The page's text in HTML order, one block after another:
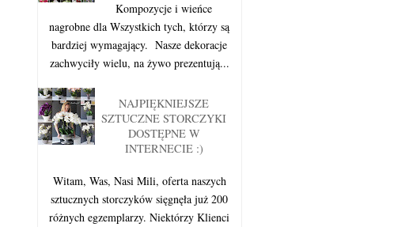
Kompozycje i wieńce
nagrobne dla Wszystkich tych, którzy są
bardziej wymagający. Nasze dekoracje
zachwyciły wielu, na żywo prezentują...
NAJPIĘKNIEJSZE
SZTUCZNE STORCZYKI
DOSTĘPNE W
INTERNECIE :)
Witam, Was, Nasi Mili, oferta naszych
sztucznych storczyków sięgnęła już 200
różnych egzemplarzy. Niektórzy Klienci